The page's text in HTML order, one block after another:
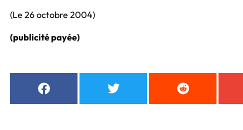
(Le 26 octobre 2004)
(publicité payée)